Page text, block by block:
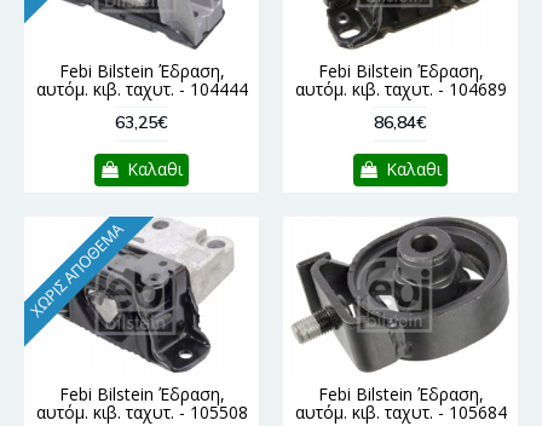
Febi Bilstein Έδραση,
αυτόμ. κιβ. ταχυτ. - 104444
63,25€
Καλαθι
Febi Bilstein Έδραση,
αυτόμ. κιβ. ταχυτ. - 104689
86,84€
Καλαθι
ΧΩΡΊΣ ΑΠΌΘΕΜΑ
Febi Bilstein Έδραση,
αυτόμ. κιβ. ταχυτ. - 105508
Febi Bilstein Έδραση,
αυτόμ. κιβ. ταχυτ. - 105684